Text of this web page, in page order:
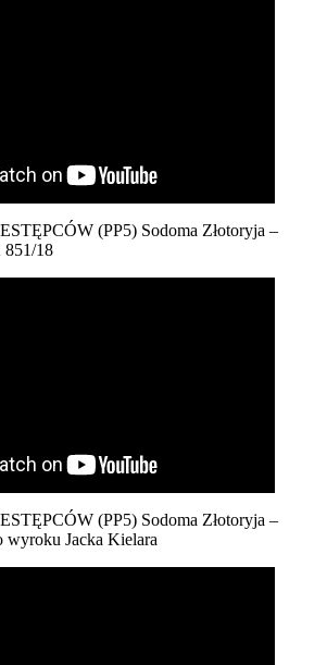
(PP5) Sodoma Złotoryja –
18
(PP5) Sodoma Złotoryja –
wyroku Jacka Kielara